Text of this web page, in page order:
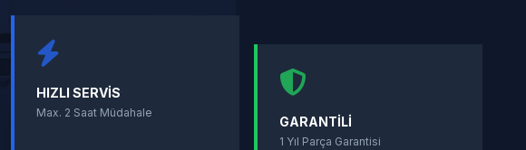
HIZLI SERVIS
Max. 2 Saat Müdahale
GARANTILI
1 Yıl Parça Garantisi